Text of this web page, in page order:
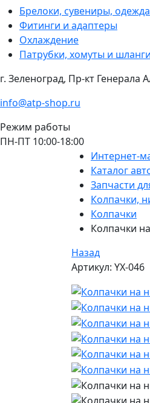
Брелоки, сувениры, одежда
Фитинги и адаптеры
Охлаждение
Патрубки, хомуты и шланги
г. Зеленоград, Пр-кт Генерала
info@atp-shop.ru
Режим работы
ПН-ПТ 10:00-18:00
Интернет-
Каталог
Запчасти
Колпачки,
Колпачки
Колпачки
Назад
Артикул: YX-046